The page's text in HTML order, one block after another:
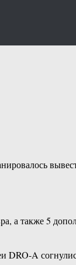
а также 5
DRO-A